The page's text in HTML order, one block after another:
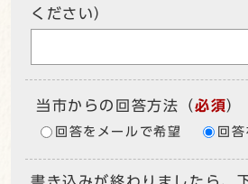
ください）
当市からの回答方法 （必須）
回答をメールで希望 回
書き込みが終わりましたら、